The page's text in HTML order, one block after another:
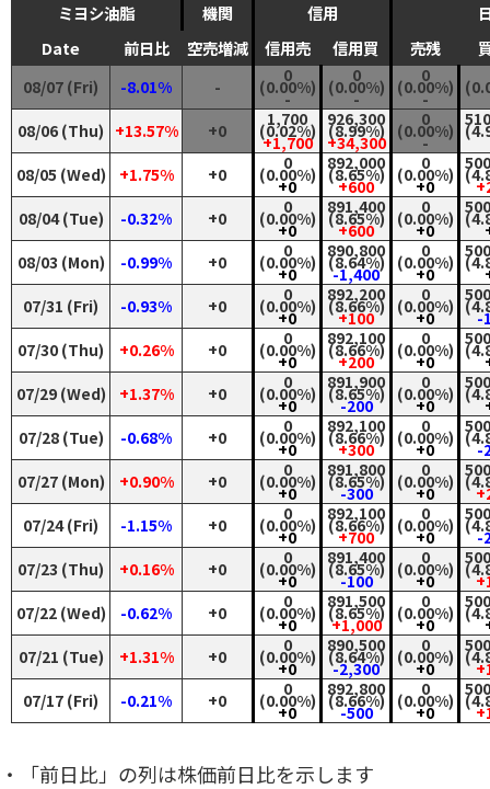
ミヨシ油脂 機関 信用
Date
前日比 空売増減 信用売 信用買 売残
08/07 (Fri) -8.01% -
0
(0.00%)
-
0
(0.00%)
-
0
(0.00%)
-
08/06 (Thu) +13.57% +0
1,700
(0.02%)
+1,700
926,300
(8.99%)
+34,300
0
(0.00%)
-
08/05 (Wed)
+1.75% +0
0
(0.00%)
+0
892,000
(8.65%)
+600
0
(0.00%)
+0
08/04 (Tue)
-0.32% +0
0
(0.00%)
+0
891,400
(8.65%)
+600
0
(0.00%)
+0
08/03 (Mon)
-0.99% +0
0
(0.00%)
+0
890,800
(8.64%)
-1,400
0
(0.00%)
+0
07/31 (Fri)
-0.93% +0
0
(0.00%)
+0
892,200
(8.66%)
+100
0
(0.00%)
+0
-
07/30 (Thu)
+0.26% +0
0
(0.00%)
+0
892,100
(8.66%)
+200
0
(0.00%)
+0
07/29 (Wed)
+1.37% +0
0
(0.00%)
+0
891,900
(8.65%)
-200
0
(0.00%)
+0
07/28 (Tue)
-0.68% +0
0
(0.00%)
+0
892,100
(8.66%)
+300
0
(0.00%)
+0
-
07/27 (Mon)
+0.90% +0
0
(0.00%)
+0
891,800
(8.65%)
-300
0
(0.00%)
+0
07/24 (Fri)
-1.15% +0
0
(0.00%)
+0
892,100
(8.66%)
+700
0
(0.00%)
+0
-
07/23 (Thu)
+0.16% +0
0
(0.00%)
+0
891,400
(8.65%)
-100
0
(0.00%)
+0
07/22 (Wed)
-0.62% +0
0
(0.00%)
+0
891,500
(8.65%)
+1,000
0
(0.00%)
+0
07/21 (Tue)
+1.31% +0
0
(0.00%)
+0
890,500
(8.64%)
-2,300
0
(0.00%)
+0
07/17 (Fri)
-0.21% +0
0
(0.00%)
+0
892,800
(8.66%)
-500
0
(0.00%)
+0
・「前日比」の列は株価前日比を示します